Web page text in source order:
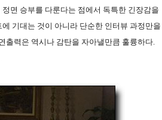
면 승부를 다룬다는 점에서 독특한 긴장감을
기대는 것이 아니라 단순한 인터뷰 과정만을
출력은 역시나 감탄을 자아낼만큼 훌륭하다.